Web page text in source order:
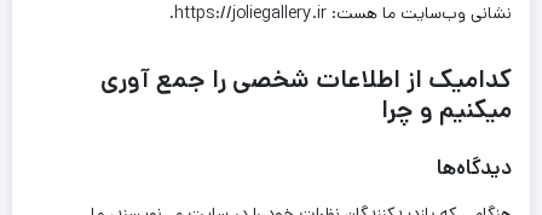
نشانی وب‌سایت ما هست: https://joliegallery.ir.
کدامیک از اطلاعات شخصی را جمع آوری
میکنیم و چرا
دیدگاه‌ها